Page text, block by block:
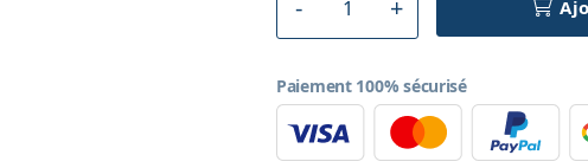
Paiement 100% sécurisé